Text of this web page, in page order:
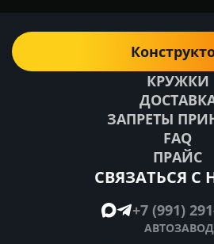
СВЯЗАТЬСЯ С
+7 (991)
КРУЖКИ
ЗАПРЕТЫ
FAQ
ПРАЙС